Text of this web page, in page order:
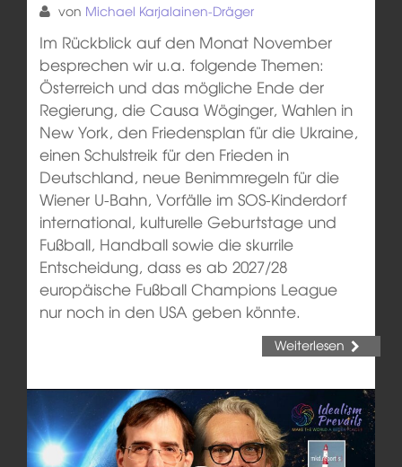
von Michael Karjalainen-Dräger
Im Rückblick auf den Monat November
besprechen wir u.a. folgende Themen:
Österreich und das mögliche Ende der
Regierung, die Causa Wöginger, Wahlen in
New York, den Friedensplan für die Ukraine,
einen Schulstreik für den Frieden in
Deutschland, neue Benimmregeln für die
Wiener U-Bahn, Vorfälle im SOS-Kinderdorf
international, kulturelle Geburtstage und
Fußball, Handball sowie die skurrile
Entscheidung, dass es ab 2027/28
europäische Fußball Champions League
nur noch in den USA geben könnte.
Weiterlesen